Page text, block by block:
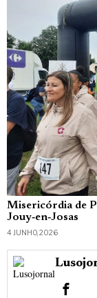
Misericórdia de
Jouy‑en‑Josas
4 JUNHO, 2026